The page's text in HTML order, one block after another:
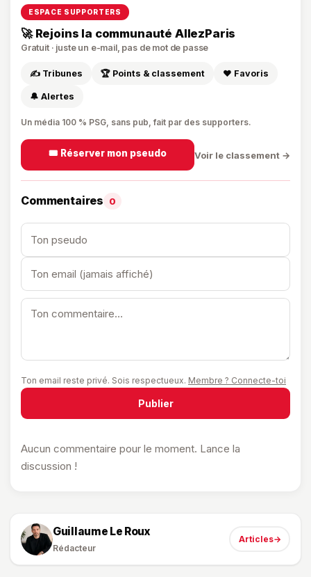
ESPACE SUPPORTERS
🚀 Rejoins la communauté AllezParis
Gratuit · juste un e-mail, pas de mot de passe
✍️ Tribunes 🏆 Points & classement ❤️ Favoris
🔔 Alertes
Un média 100 % PSG, sans pub, fait par des supporters.
🎟️ Réserver mon pseudo Voir le classement →
Commentaires 0
Ton email reste privé. Sois respectueux. Membre ? Connecte-toi
Publier
Aucun commentaire pour le moment. Lance la
discussion !
Guillaume Le Roux
Rédacteur
Articles→